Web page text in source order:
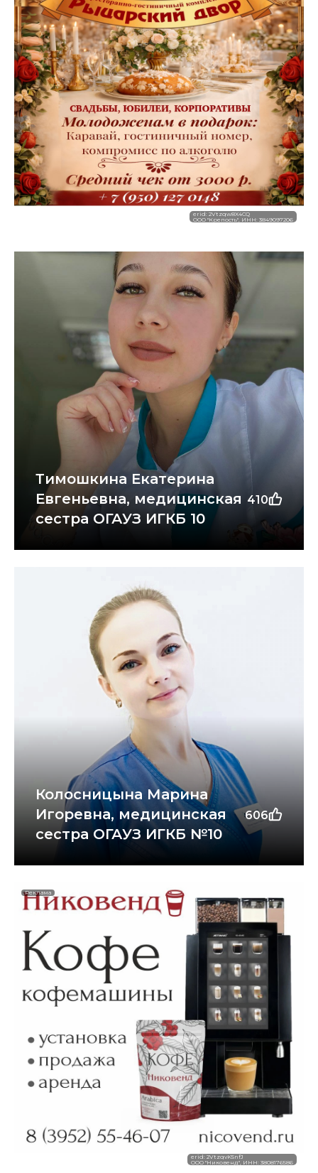
erid: 2Vtzqw8X4CQ
ООО "Крепость", ИНН: 3849097206
Тимошкина Екатерина
Евгеньевна, медицинская
сестра ОГАУЗ ИГКБ 10
410
Колосницына Марина
Игоревна, медицинская
сестра ОГАУЗ ИГКБ №10
606
Реклама
erid: 2VtzqvK5nfJ
ООО "Никовенд", ИНН: 3808176586